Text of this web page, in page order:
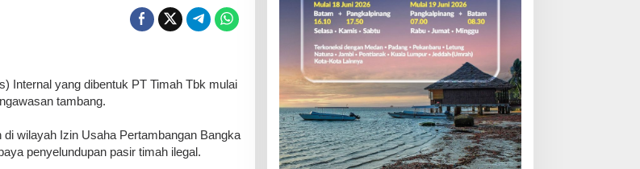
Internal yang dibentuk PT Timah Tbk mulai
tambang.
wilayah Izin Usaha Pertambangan Bangka
penyelundupan pasir timah ilegal.